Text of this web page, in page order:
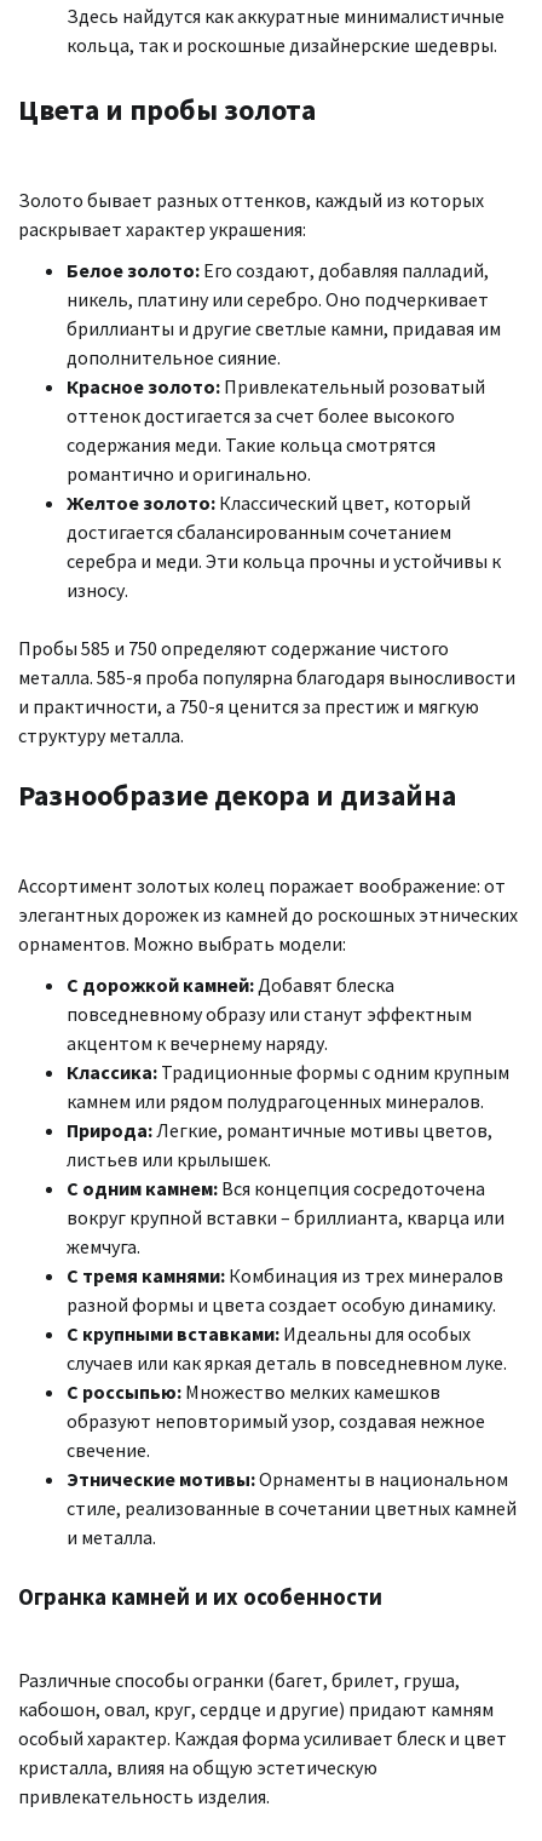
Здесь найдутся как аккуратные минималистичные
кольца, так и роскошные дизайнерские шедевры.
Цвета и пробы золота
Золото бывает разных оттенков, каждый из которых
раскрывает характер украшения:
Белое золото: Его создают, добавляя палладий,
никель, платину или серебро. Оно подчеркивает
бриллианты и другие светлые камни, придавая им
дополнительное сияние.
Красное золото: Привлекательный розоватый
оттенок достигается за счет более высокого
содержания меди. Такие кольца смотрятся
романтично и оригинально.
Желтое золото: Классический цвет, который
достигается сбалансированным сочетанием
серебра и меди. Эти кольца прочны и устойчивы к
износу.
Пробы 585 и 750 определяют содержание чистого
металла. 585-я проба популярна благодаря выносливости
и практичности, а 750-я ценится за престиж и мягкую
структуру металла.
Разнообразие декора и дизайна
Ассортимент золотых колец поражает воображение: от
элегантных дорожек из камней до роскошных этнических
орнаментов. Можно выбрать модели:
С дорожкой камней: Добавят блеска
повседневному образу или станут эффектным
акцентом к вечернему наряду.
Классика: Традиционные формы с одним крупным
камнем или рядом полудрагоценных минералов.
Природа: Легкие, романтичные мотивы цветов,
листьев или крылышек.
С одним камнем: Вся концепция сосредоточена
вокруг крупной вставки – бриллианта, кварца или
жемчуга.
С тремя камнями: Комбинация из трех минералов
разной формы и цвета создает особую динамику.
С крупными вставками: Идеальны для особых
случаев или как яркая деталь в повседневном луке.
С россыпью: Множество мелких камешков
образуют неповторимый узор, создавая нежное
свечение.
Этнические мотивы:Орнаменты в национальном
стиле, реализованные в сочетании цветных камней
и металла.
Огранка камней и их особенности
Различные способы огранки (багет, брилет, груша,
кабошон, овал, круг, сердце и другие) придают камням
особый характер. Каждая форма усиливает блеск и цвет
кристалла, влияя на общую эстетическую
привлекательность изделия.